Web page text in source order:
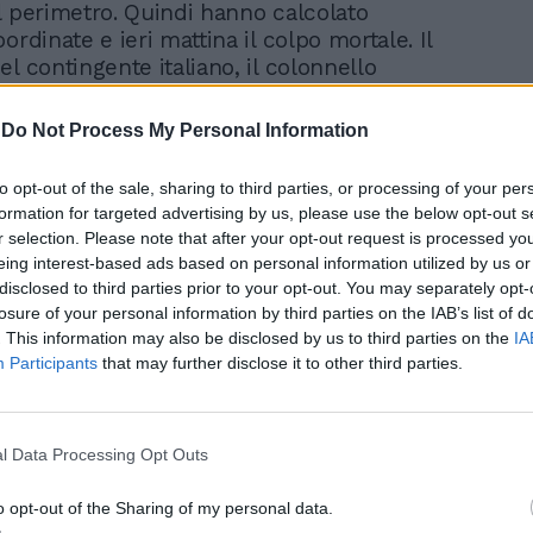
Do Not Process My Personal Information
opt-out of the sale, sharing to third parties, or processing of your
for targeted advertising by us, please use the below opt-out
selection. Please note that after your opt-out request is processed
interest-based ads based on personal information utilized by us
to third parties prior to your opt-out. You may separately
of your personal information by third parties on the IAB’s list of
This information may also be disclosed by us to third parties on the
Participants that may further disclose it to other third parties.
Data Processing Opt Outs
opt-out of the Sharing of my personal data.
perimetro. Quindi hanno calcolato
e ieri mattina il colpo mortale. Il
contingente italiano, il colonnello
dato i dettagli dell'attacco: «è
lanciato da fuori che ha impattato nei
garitta ed è esploso», uccidendo il
confermata dal team di specialisti
i rilievi nella base. Per la polizia
all'interno del campo di Adraskan non
di attentato». Il portavoce Raouf
spinto più avanti azzardando che la
militare sarebbe stata causata
accidentale di una granata all'interno
di osservazione». Tesi contraddetta dai
team di specialisti intervenuto sul luogo
hanno «diplomato» oltre diecimila